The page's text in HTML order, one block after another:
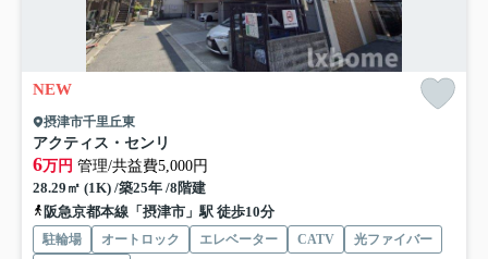
NEW
摂津市千里丘東
アクティス・センリ
6万円 管理/共益費5,000円
28.29㎡ (1K) /築25年 /8階建
阪急京都本線「摂津市」駅 徒歩10分
駐輪場 オートロック エレベーター CATV
光ファイバー